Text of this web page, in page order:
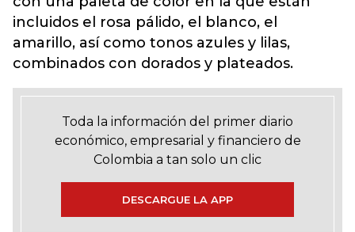
incluidos el rosa pálido, el blanco, el
amarillo, así como tonos azules y lilas,
combinados con dorados y plateados.
Toda la información del primer diario
económico, empresarial y financiero de
Colombia a tan solo un clic
DESCARGUE LA APP